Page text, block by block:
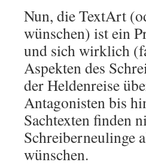
Nun, die TextArt
wünschen) ist ein
und sich wirklich
Aspekten des
der Heldenreise
Antagonisten bis
Sachtexten finden
Schreiberneulinge
wünschen.